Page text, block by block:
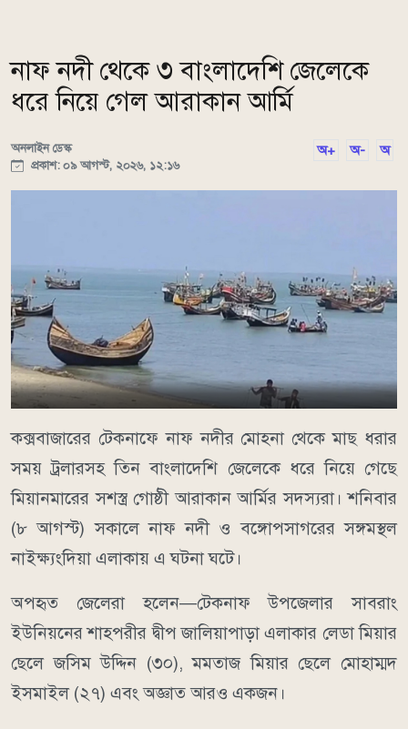
নাফ নদী থেকে ৩ বাংলাদেশি জেলেকে
ধরে নিয়ে গেল আরাকান আর্মি
অনলাইন ডেস্ক
প্রকাশ: ০৯ আগস্ট, ২০২৬, ১২:১৬
অ+ অ- অ
কক্সবাজারের টেকনাফে নাফ নদীর মোহনা থেকে মাছ ধরার
সময় ট্রলারসহ তিন বাংলাদেশি জেলেকে ধরে নিয়ে গেছে
মিয়ানমারের সশস্ত্র গোষ্ঠী আরাকান আর্মির সদস্যরা। শনিবার
(৮ আগস্ট) সকালে নাফ নদী ও বঙ্গোপসাগরের সঙ্গমস্থল
নাইক্ষ্যংদিয়া এলাকায় এ ঘটনা ঘটে।
অপহৃত জেলেরা হলেন—টেকনাফ উপজেলার সাবরাং
ইউনিয়নের শাহপরীর দ্বীপ জালিয়াপাড়া এলাকার লেডা মিয়ার
ছেলে জসিম উদ্দিন (৩০), মমতাজ মিয়ার ছেলে মোহাম্মদ
ইসমাইল (২৭) এবং অজ্ঞাত আরও একজন।